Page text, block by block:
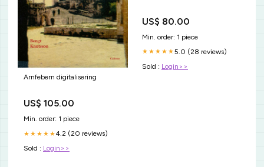
Arnfebern digitalisering
US$ 105.00
Min. order: 1 piece
★★★★★4.2 (20 reviews)
Sold : Login>>
US$ 80.00
Min. order: 1 piece
★★★★★5.0 (28 reviews)
Sold : Login>>